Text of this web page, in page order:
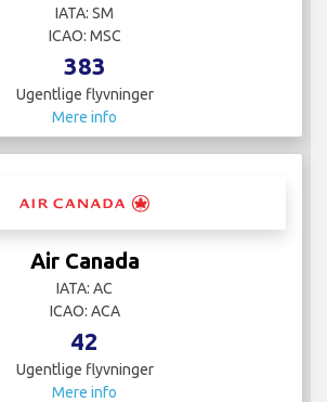
IATA: SM
ICAO: MSC
383
Ugentlige flyvninger
Mere info
Air Canada
IATA: AC
ICAO: ACA
42
Ugentlige flyvninger
Mere info